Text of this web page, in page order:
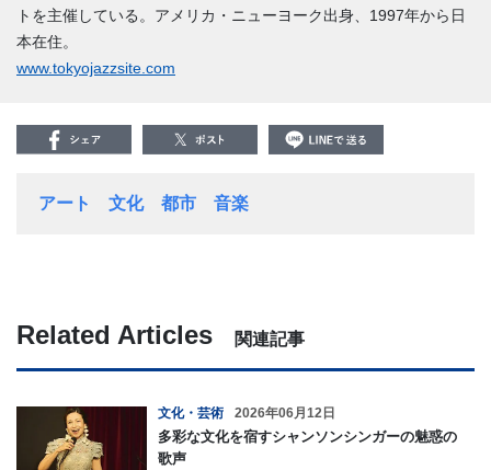
トを主催している。アメリカ・ニューヨーク出身、1997年から日
本在住。
www.tokyojazzsite.com
アート 文化 都市 音楽
Related Articles 関連記事
文化・芸術 2026年06月12日
多彩な文化を宿すシャンソンシンガーの魅惑の
歌声